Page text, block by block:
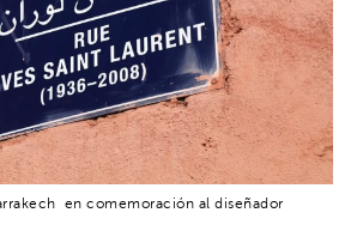
en comemoración al diseñador